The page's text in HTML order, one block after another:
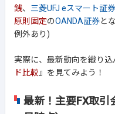
銭、 三菱UFJ eスマート証
原則固定のOANDA証券と
例外あり)
実際に、最新動向を織り込
ド比較 』を見てみよう！
最新！主要FX取引